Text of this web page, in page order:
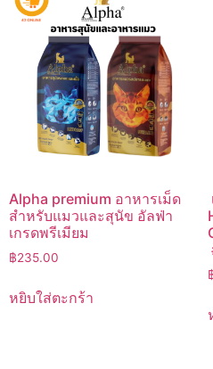
Alpha premium อาหารเม็ด
สำหรับแมวและสุนัข อัลฟ่า
เกรดพรีเมียม
฿235.00
หยิบใส่ตะกร้า